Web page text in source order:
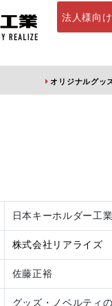
法人様向
オリジナルグッ
ホル
刷）
アンブ
日本キーホルダー工業
株式会社リアライズ
佐藤正裕
グッズ・ノベルティ